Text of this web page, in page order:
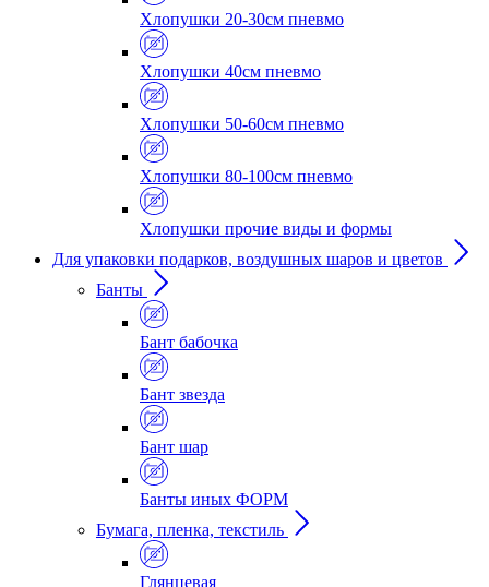
Хлопушки 20-30см пневмо
Хлопушки 40см пневмо
Хлопушки 50-60см пневмо
Хлопушки 80-100см пневмо
Хлопушки прочие виды и формы
Для упаковки подарков, воздушных шаров и цветов
Банты
Бант бабочка
Бант звезда
Бант шар
Банты иных ФОРМ
Бумага, пленка, текстиль
Глянцевая